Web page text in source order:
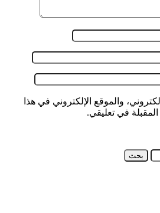
والموقع الإلكتروني في هذا
في تعليقي.